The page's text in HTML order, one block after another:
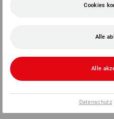
Cookies
Alle
Alle
Datenschutz|